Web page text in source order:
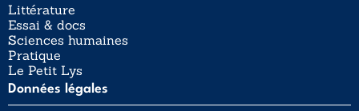
Littérature
Essai & docs
Sciences humaines
Pratique
Le Petit Lys
Données légales